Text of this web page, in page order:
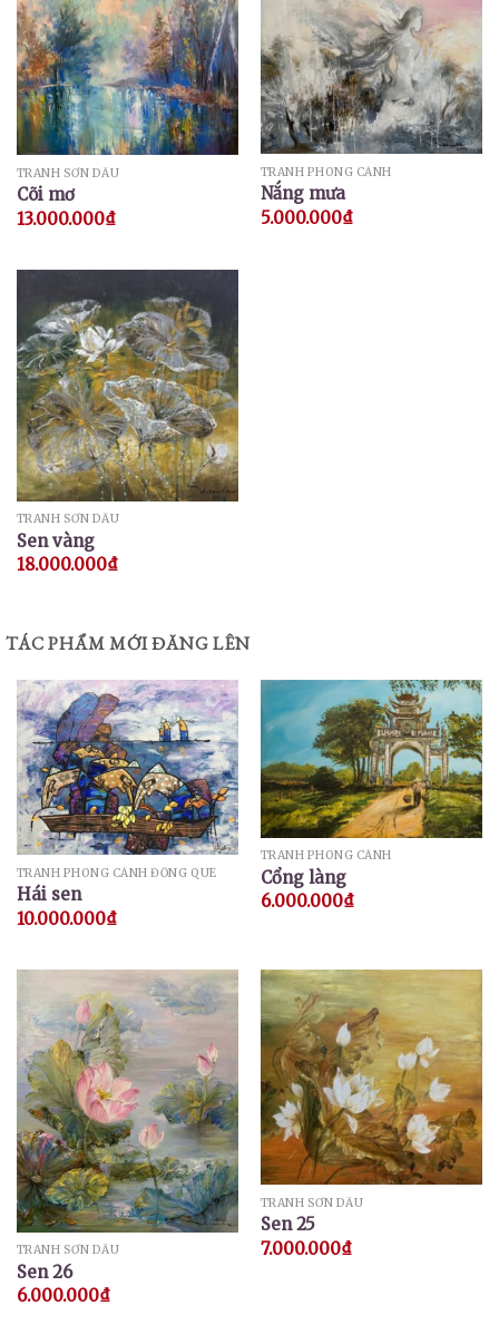
TRANH SƠN DẦU
Cõi mơ
13.000.000₫
TRANH PHONG CẢNH
Nắng mưa
5.000.000₫
TRANH SƠN DẦU
Sen vàng
18.000.000₫
TÁC PHẨM MỚI ĐĂNG LÊN
TRANH PHONG CẢNH ĐỒNG QUÊ
Hái sen
10.000.000₫
TRANH PHONG CẢNH
Cổng làng
6.000.000₫
TRANH SƠN DẦU
Sen 26
6.000.000₫
TRANH SƠN DẦU
Sen 25
7.000.000₫